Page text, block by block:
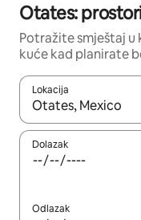
Otates:
Potražite smještaj u
kuće kad planirate
Lokacija
Kada budu dostupni
Dolazak
Odlazak